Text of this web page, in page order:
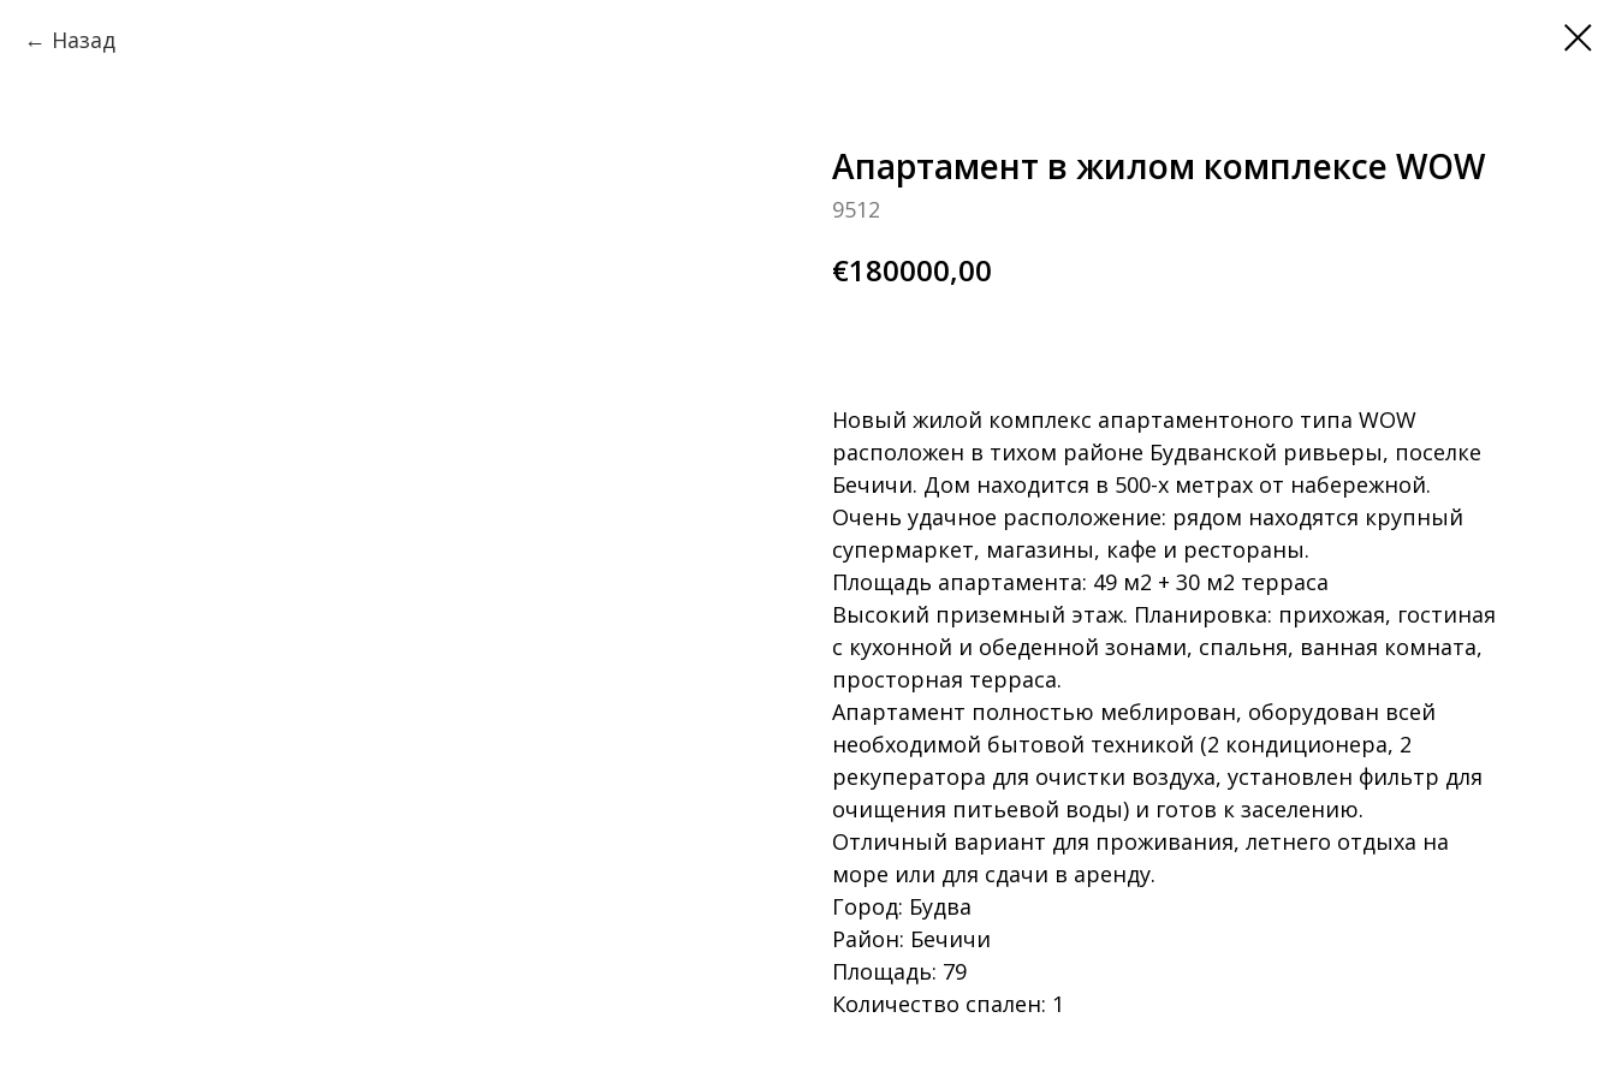
Назад
Апартамент в жилом комплексе WOW
9512
€180000,00
Новый жилой комплекс апартаментоного типа WOW
расположен в тихом районе Будванской ривьеры, поселке
Бечичи. Дом находится в 500-х метрах от набережной.
Очень удачное расположение: рядом находятся крупный
супермаркет, магазины, кафе и рестораны.
Площадь апартамента: 49 м2 + 30 м2 терраса
Высокий приземный этаж. Планировка: прихожая, гостиная
с кухонной и обеденной зонами, спальня, ванная комната,
просторная терраса.
Апартамент полностью меблирован, оборудован всей
необходимой бытовой техникой (2 кондиционера, 2
рекуператора для очистки воздуха, установлен фильтр для
очищения питьевой воды) и готов к заселению.
Отличный вариант для проживания, летнего отдыха на
море или для сдачи в аренду.
Город: Будва
Район: Бечичи
Площадь: 79
Количество спален: 1